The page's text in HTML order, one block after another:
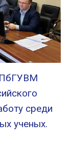
среди
ученых.